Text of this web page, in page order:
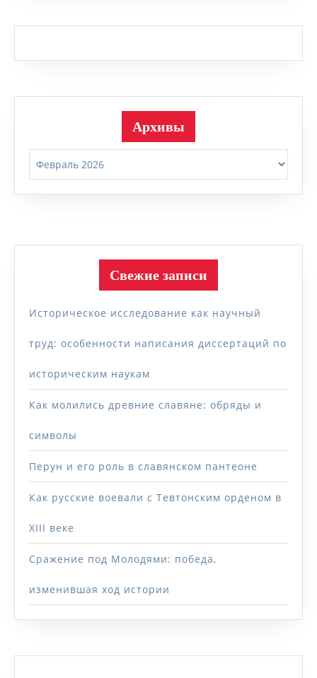
Архивы
Свежие записи
Историческое исследование как научный
труд: особенности написания диссертаций по
историческим наукам
Как молились древние славяне: обряды и
символы
Перун и его роль в славянском пантеоне
Как русские воевали с Тевтонским орденом в
XIII веке
Сражение под Молодями: победа,
изменившая ход истории